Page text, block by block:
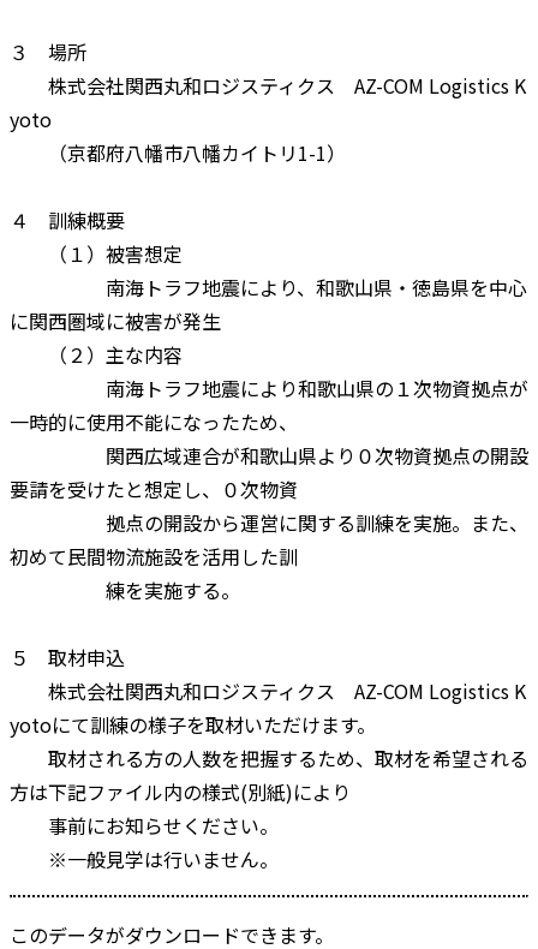
３ 場所
株式会社関西丸和ロジスティクス AZ-COM Logistics K
yoto
（京都府八幡市八幡カイトリ1-1）
４ 訓練概要
（１）被害想定
南海トラフ地震により、和歌山県・徳島県を中心
に関西圏域に被害が発生
（２）主な内容
南海トラフ地震により和歌山県の１次物資拠点が
一時的に使用不能になったため、
関西広域連合が和歌山県より０次物資拠点の開設
要請を受けたと想定し、０次物資
拠点の開設から運営に関する訓練を実施。また、
初めて民間物流施設を活用した訓
練を実施する。
５ 取材申込
株式会社関西丸和ロジスティクス AZ-COM Logistics K
yotoにて訓練の様子を取材いただけます。
取材される方の人数を把握するため、取材を希望される
方は下記ファイル内の様式(別紙)により
事前にお知らせください。
※一般見学は行いません。
このデータがダウンロードできます。